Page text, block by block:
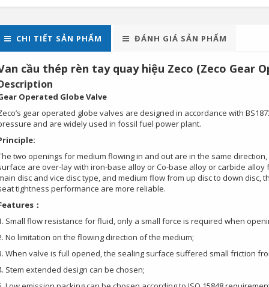
CHI TIẾT SẢN PHẨM ĐÁNH GIÁ SẢN PHẨM
cầu thép rèn tay quay hiệu Zeco (Zeco Gear
Operated Globe Valve
gear operated globe valves are designed in accordance with
and are widely used in fossil fuel power plant.
:
two openings for medium flowing in and out are in the same
are over-lay with iron-base alloy or Co-base alloy or carbide
disc and vice disc type, and medium flow from up disc to down
tightness performance are more reliable.
：
Small flow resistance for fluid, only a small force is required when
No limitation on the flowing direction of the medium;
When valve is full opened, the sealing surface suffered small friction
Stem extended design can be chosen;